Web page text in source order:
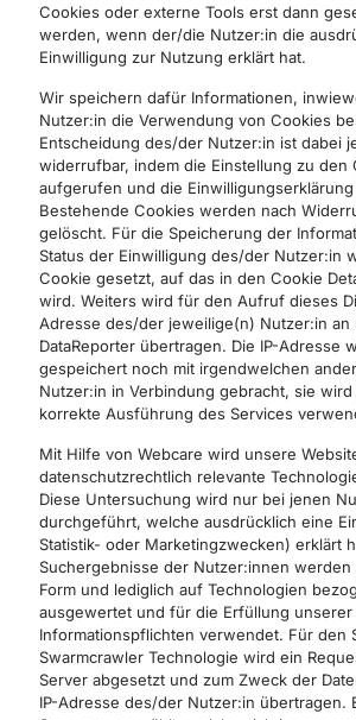
Cookies oder externe Tools erst dann
werden, wenn der/die Nutzer:in die
Einwilligung zur Nutzung erklärt hat.
Wir speichern dafür Informationen,
Nutzer:in die Verwendung von Cookies
Entscheidung des/der Nutzer:in ist dabei
widerrufbar, indem die Einstellung zu den
aufgerufen und die
Bestehende Cookies werden nach
gelöscht. Für die Speicherung der
Status der Einwilligung des/der Nutzer:in
Cookie gesetzt, auf das in den Cookie
wird. Weiters wird für den Aufruf dieses
Adresse des/der jeweilige(n) Nutzer:in an
DataReporter übertragen. Die IP-Adresse
gespeichert noch mit irgendwelchen
Nutzer:in in Verbindung gebracht, sie
korrekte Ausführung des Services
Mit Hilfe von Webcare wird unsere
datenschutzrechtlich relevante
Diese Untersuchung wird nur bei jenen
durchgeführt, welche ausdrücklich eine
Statistik- oder Marketingzwecken) erklärt
Suchergebnisse der Nutzer:innen
Form und lediglich auf Technologien
ausgewertet und für die Erfüllung unserer
Informationspflichten verwendet. Für den
Swarmcrawler Technologie wird ein
Server abgesetzt und zum Zweck der
IP-Adresse des/der Nutzer:in übertragen.